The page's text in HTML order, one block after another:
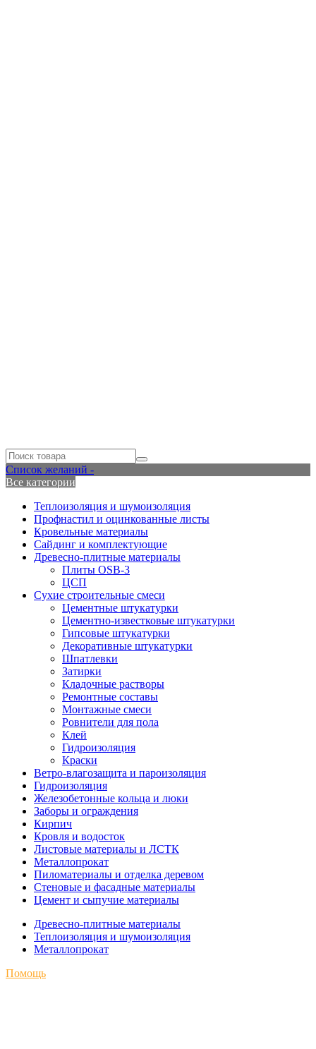
Список желаний -
Все категории
Теплоизоляция и шумоизоляция
Профнастил и оцинкованные листы
Кровельные материалы
Сайдинг и комплектующие
Древесно-плитные материалы
Плиты OSB-3
ЦСП
Сухие строительные смеси
Цементные штукатурки
Цементно-известковые штукатурки
Гипсовые штукатурки
Декоративные штукатурки
Шпатлевки
Затирки
Кладочные растворы
Ремонтные составы
Монтажные смеси
Ровнители для пола
Клей
Гидроизоляция
Краски
Ветро-влагозащита и пароизоляция
Гидроизоляция
Железобетонные кольца и люки
Заборы и ограждения
Кирпич
Кровля и водосток
Листовые материалы и ЛСТК
Металлопрокат
Пиломатериалы и отделка деревом
Стеновые и фасадные материалы
Цемент и сыпучие материалы
Древесно-плитные материалы
Теплоизоляция и шумоизоляция
Металлопрокат
Помощь